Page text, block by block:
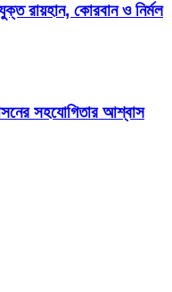
রায়হান, কোরবান ও নির্মল
সহযোগিতার আশ্বাস